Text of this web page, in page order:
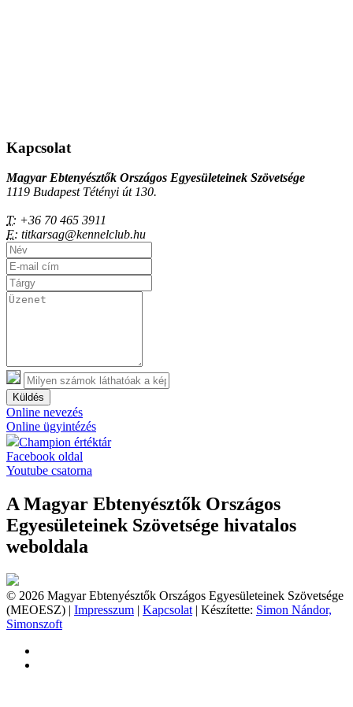
Kapcsolat
Magyar Ebtenyésztők Országos Egyesületeinek Szövetsége
1119 Budapest Tétényi út 130.
T: +36 70 465 3911
E: titkarsag@kennelclub.hu
Küldés
Online nevezés
Online ügyintézés
Champion értéktár
Facebook oldal
Youtube csatorna
A Magyar Ebtenyésztők Országos
Egyesületeinek Szövetsége hivatalos
weboldala
© 2026 Magyar Ebtenyésztők Országos Egyesületeinek Szövetsége
(MEOESZ) | Impresszum | Kapcsolat | Készítette: Simon Nándor,
Simonszoft